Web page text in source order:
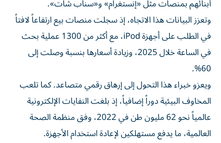
أبنائهم بمنصات مثل «إنستغرام» و«سناب شات».
وتعزز البيانات هذا الاتجاه، إذ سجلت منصات بيع ارتفاعاً لافتاً
في الطلب على أجهزة iPod، مع أكثر من 1300 عملية بحث
في الساعة خلال 2025، وزيادة أسعارها بنسبة وصلت إلى
60%.
ويعزو خبراء هذا التحول إلى إرهاق رقمي متصاعد. كما تلعب
المخاوف البيئية دوراً إضافياً، إذ بلغت النفايات الإلكترونية
عالمياً نحو 62 مليون طن في 2022، وفق منظمة الصحة
العالمية، ما يدفع مستهلكين لإعادة استخدام الأجهزة.